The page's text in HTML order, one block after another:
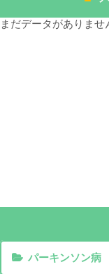
パーキンソン病
まだデータがありませ
アルツハイマー